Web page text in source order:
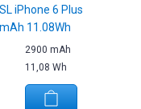
iPhone 6 Plus
11.08Wh
2900 mAh
11,08 Wh